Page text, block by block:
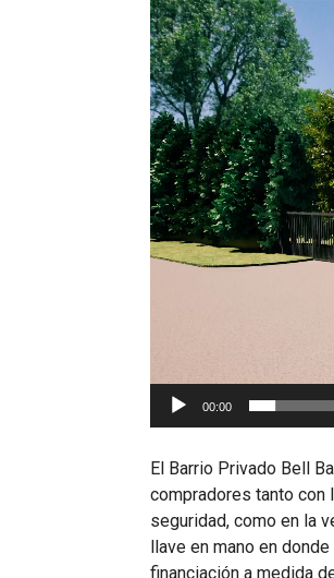
Reproductor
de
vídeo
00:00
El Barrio Privado Bell
compradores tanto con
seguridad, como en la
llave en mano en
financiación a medida